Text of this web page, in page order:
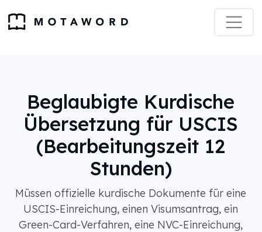
Beglaubigte Kurdische
Übersetzung für USCIS
(Bearbeitungszeit 12
Stunden)
Müssen offizielle kurdische Dokumente für eine
USCIS-Einreichung, einen Visumsantrag, ein
Green-Card-Verfahren, eine NVC-Einreichung,